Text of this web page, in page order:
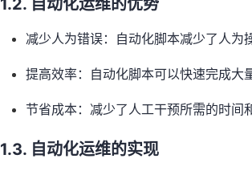
1.2. 自动化运维的优势
减少人为错误：自动化脚本减少了人为
提高效率：自动化脚本可以快速完成大
节省成本：减少了人工干预所需的时间
1.3. 自动化运维的实现